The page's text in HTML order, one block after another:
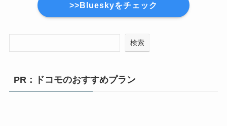
>>Blueskyをチェック
検索
PR：ドコモのおすすめプラン